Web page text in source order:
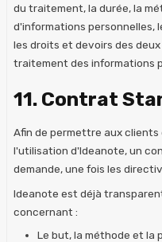
du traitement, la durée, la
d'informations personnelles,
les droits et devoirs des
traitement des informations
11. Contrat
Afin de permettre aux clients
l'utilisation d'Ideanote, un
demande, une fois les
Ideanote est déjà
concernant :
Le but, la méthode et la